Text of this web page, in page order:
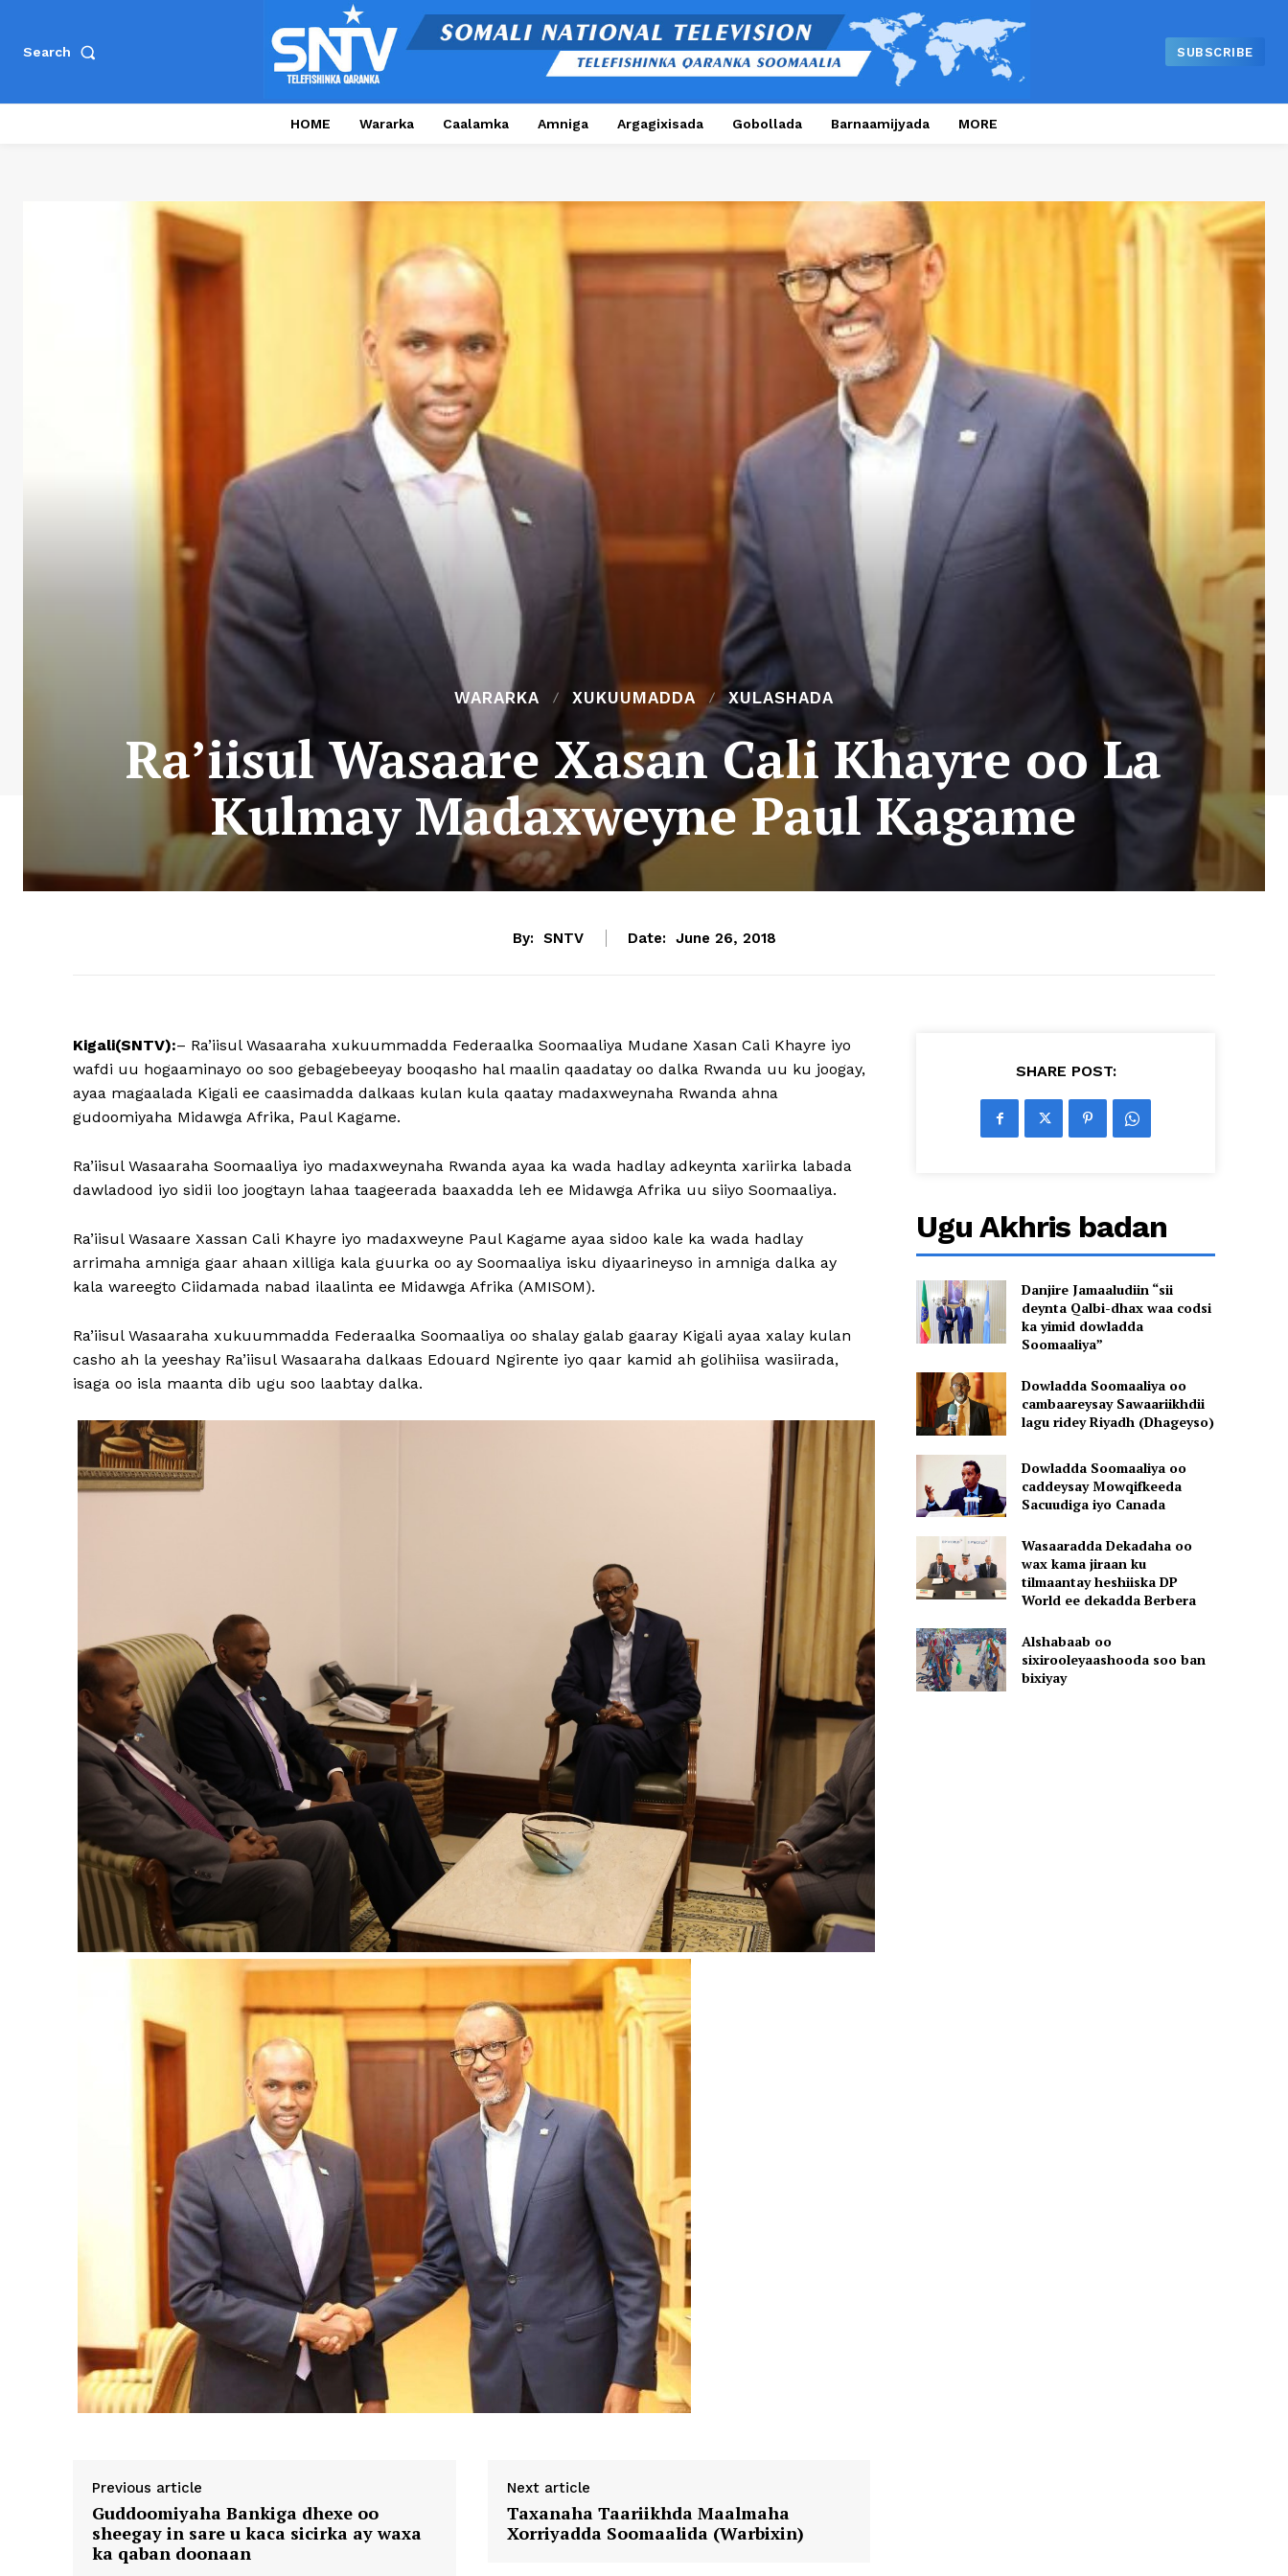
Search SUBSCRIBE
HOME Wararka Caalamka Amniga Argagixisada Gobollada Barnaamijyada MORE
WARARKA XUKUUMADDA XULASHADA
Ra’iisul Wasaare Xasan Cali Khayre oo La
Kulmay Madaxweyne Paul Kagame
By: SNTV Date: June 26, 2018
Kigali(SNTV):– Ra’iisul Wasaaraha xukuummadda Federaalka Soomaaliya Mudane Xasan Cali Khayre iyo
wafdi uu hogaaminayo oo soo gebagebeeyay booqasho hal maalin qaadatay oo dalka Rwanda uu ku joogay,
ayaa magaalada Kigali ee caasimadda dalkaas kulan kula qaatay madaxweynaha Rwanda ahna
gudoomiyaha Midawga Afrika, Paul Kagame.
Ra’iisul Wasaaraha Soomaaliya iyo madaxweynaha Rwanda ayaa ka wada hadlay adkeynta xariirka labada
dawladood iyo sidii loo joogtayn lahaa taageerada baaxadda leh ee Midawga Afrika uu siiyo Soomaaliya.
Ra’iisul Wasaare Xassan Cali Khayre iyo madaxweyne Paul Kagame ayaa sidoo kale ka wada hadlay
arrimaha amniga gaar ahaan xilliga kala guurka oo ay Soomaaliya isku diyaarineyso in amniga dalka ay
kala wareegto Ciidamada nabad ilaalinta ee Midawga Afrika (AMISOM).
Ra’iisul Wasaaraha xukuummadda Federaalka Soomaaliya oo shalay galab gaaray Kigali ayaa xalay kulan
casho ah la yeeshay Ra’iisul Wasaaraha dalkaas Edouard Ngirente iyo qaar kamid ah golihiisa wasiirada,
isaga oo isla maanta dib ugu soo laabtay dalka.
Previous article
Guddoomiyaha Bankiga dhexe oo
sheegay in sare u kaca sicirka ay waxa
ka qaban doonaan
Next article
Taxanaha Taariikhda Maalmaha
Xorriyadda Soomaalida (Warbixin)
SHARE POST:
Ugu Akhris badan
Danjire Jamaaludiin “sii
deynta Qalbi-dhax waa codsi
ka yimid dowladda
Soomaaliya”
Dowladda Soomaaliya oo
cambaareysay Sawaariikhdii
lagu ridey Riyadh (Dhageyso)
Dowladda Soomaaliya oo
caddeysay Mowqifkeeda
Sacuudiga iyo Canada
Wasaaradda Dekadaha oo
wax kama jiraan ku
tilmaantay heshiiska DP
World ee dekadda Berbera
Alshabaab oo
sixirooleyaashooda soo ban
bixiyay